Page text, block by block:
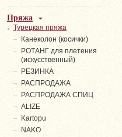
Пряжа
Турецкая пряжа
Канеколон (косички)
РОТАНГ для плетения
(искусственный)
PЕЗИНКА
РАСПРОДАЖА
РАСПРОДАЖА СПИЦ
ALIZE
Kartopu
NAKO